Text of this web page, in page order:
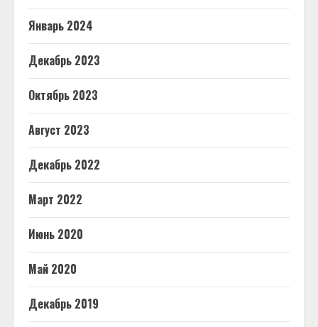
Январь 2024
Декабрь 2023
Октябрь 2023
Август 2023
Декабрь 2022
Март 2022
Июнь 2020
Май 2020
Декабрь 2019